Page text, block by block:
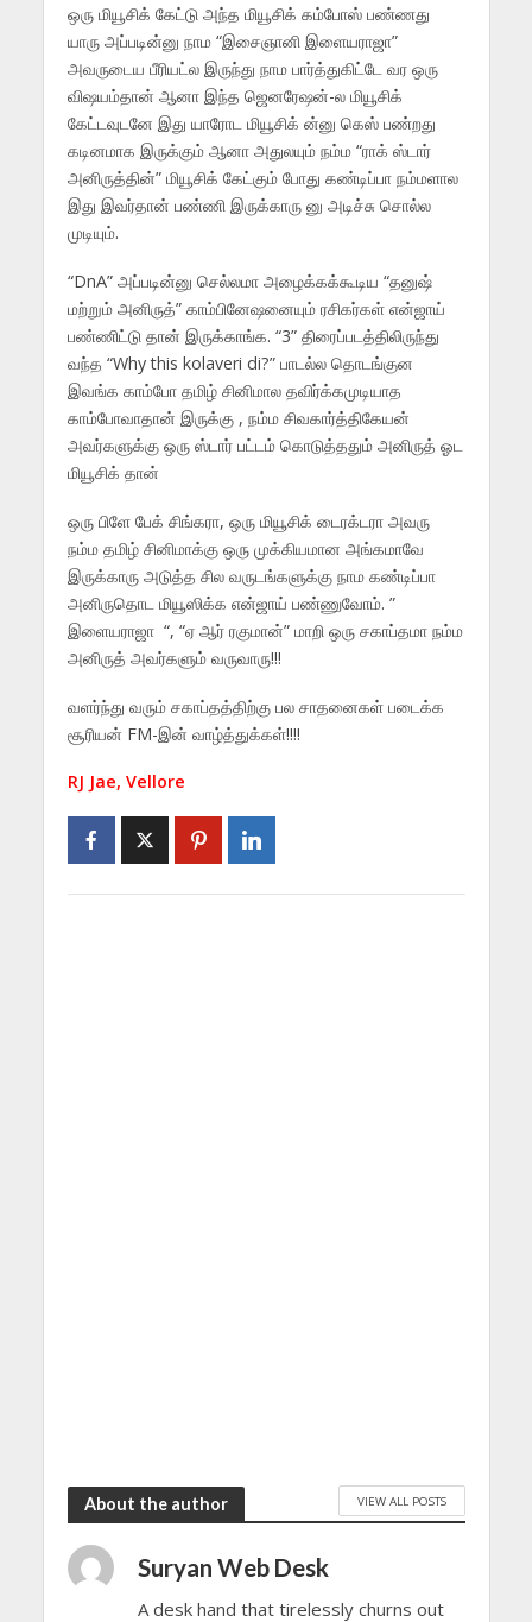
ஒரு மியூசிக் கேட்டு அந்த மியூசிக் கம்போஸ் பண்ணது
யாரு அப்படின்னு நாம “இசைஞானி இளையராஜா”
அவருடைய பீரியட்ல இருந்து நாம பார்த்துகிட்டே வர ஒரு
விஷயம்தான் ஆனா இந்த ஜெனரேஷன்-ல மியூசிக்
கேட்டவுடனே இது யாரோட மியூசிக் ன்னு கெஸ் பண்றது
கடினமாக இருக்கும் ஆனா அதுலயும் நம்ம “ராக் ஸ்டார்
அனிருத்தின்” மியூசிக் கேட்கும் போது கண்டிப்பா நம்மளால
இது இவர்தான் பண்ணி இருக்காரு னு அடிச்சு சொல்ல
முடியும்.
“DnA” அப்படின்னு செல்லமா அழைக்கக்கூடிய “தனுஷ்
மற்றும் அனிருத்” காம்பினேஷனையும் ரசிகர்கள் என்ஜாய்
பண்ணிட்டு தான் இருக்காங்க. “3” திரைப்படத்திலிருந்து
வந்த “Why this kolaveri di?” பாடல்ல தொடங்குன
இவங்க காம்போ தமிழ் சினிமால தவிர்க்கமுடியாத
காம்போவாதான் இருக்கு , நம்ம சிவகார்த்திகேயன்
அவர்களுக்கு ஒரு ஸ்டார் பட்டம் கொடுத்ததும் அனிருத் ஓட
மியூசிக் தான்
ஒரு பிளே பேக் சிங்கரா, ஒரு மியூசிக் டைரக்டரா அவரு
நம்ம தமிழ் சினிமாக்கு ஒரு முக்கியமான அங்கமாவே
இருக்காரு அடுத்த சில வருடங்களுக்கு நாம கண்டிப்பா
அனிருதொட மியூஸிக்க என்ஜாய் பண்ணுவோம். ”
இளையராஜா “, “ஏ ஆர் ரகுமான்” மாறி ஒரு சகாப்தமா நம்ம
அனிருத் அவர்களும் வருவாரு!!!
வளர்ந்து வரும் சகாப்தத்திற்கு பல சாதனைகள் படைக்க
சூரியன் FM-இன் வாழ்த்துக்கள்!!!!
RJ Jae, Vellore
About the author VIEW ALL POSTS
Suryan Web Desk
A desk hand that tirelessly churns out